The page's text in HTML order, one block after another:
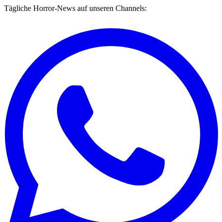
Tägliche Horror-News auf unseren Channels: